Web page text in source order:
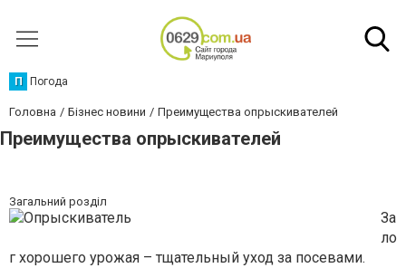
П Погода
Головна Бізнес новини Преимущества опрыскивателей
Преимущества опрыскивателей
Загальний розділ
За
ло
г хорошего урожая – тщательный уход за посевами.